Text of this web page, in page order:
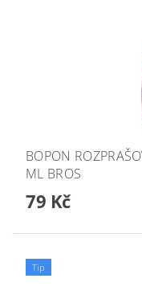
BOPON
ML BROS
79 Kč
Tip